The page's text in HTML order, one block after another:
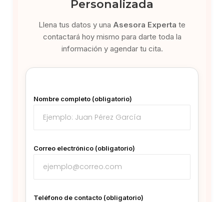
Personalizada
Llena tus datos y una Asesora Experta te
contactará hoy mismo para darte toda la
información y agendar tu cita.
Nombre completo (obligatorio)
Correo electrónico (obligatorio)
Teléfono de contacto (obligatorio)